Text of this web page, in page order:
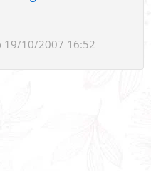
19/10/2007 16:52